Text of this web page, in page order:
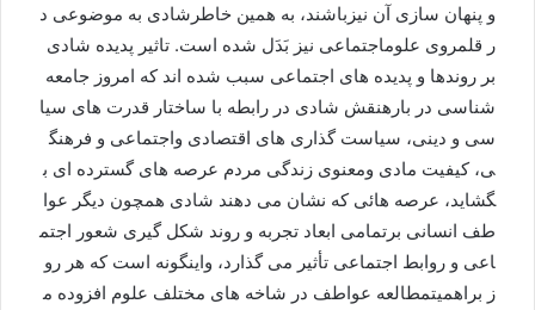
و پنهان سازی آن نیزباشند، به همین خاطرشادی به موضوعی د
ر قلمروی علوماجتماعی نیز بَدَل شده است. تاثیر پدیده شادی
بر روندها و پدیده های اجتماعی سبب شده اند که امروز جامعه
شناسی در بارهنقش شادی در رابطه با ساختار قدرت های سیا
سی و دینی، سیاست گذاری های اقتصادی واجتماعی و فرهنگ
ی، کیفیت مادی ومعنوی زندگی مردم عرصه های گسترده ای ب
گشاید، عرصه هائی که نشان می دهند شادی همچون دیگر عوا
طف انسانی بر تمامی ابعاد تجربه و روند شکل گیری شعور اجتم
اعی و روابط اجتماعی تأثیر می گذارد، واینگونه است که هر رو
ز براهمیتمطالعه عواطف در شاخه های مختلف علوم افزوده م